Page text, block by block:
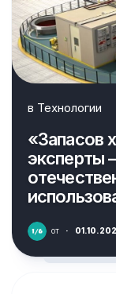
в Технологии
«Запасов
эксперты
от ·